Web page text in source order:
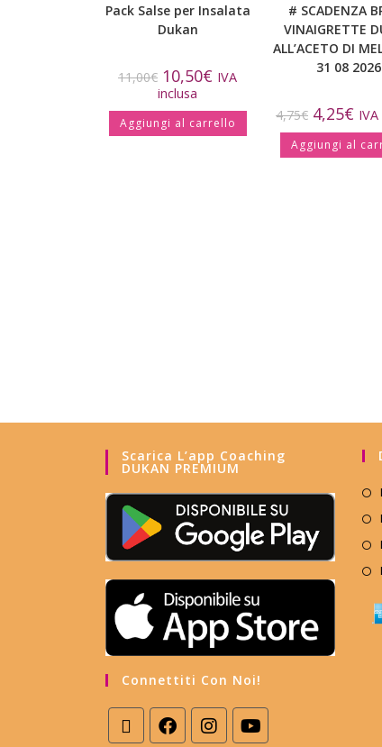
Pack Salse per Insalata
Dukan
11,00€ 10,50€ IVA
inclusa
Aggiungi al carrello
# SCADENZA
VINAIGRETTE
ALL’ACETO DI
31 08 2026
4,75€ 4,25€
Aggiungi al
Scarica L’app Coaching
DUKAN PREMIUM
Connettiti Con Noi!